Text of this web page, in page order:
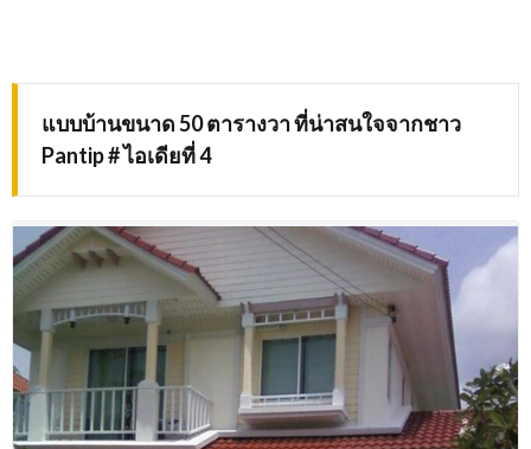
แบบบ้านขนาด 50 ตารางวา ที่น่าสนใจจากชาว
Pantip # ไอเดียที่ 4